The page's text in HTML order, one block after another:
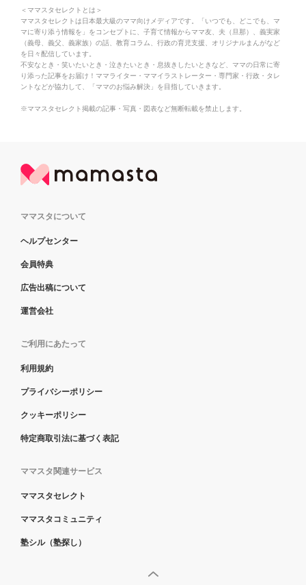
＜ママスタセレクトとは＞
ママスタセレクトは日本最大級のママ向けメディアです。「いつでも、どこでも、マ
マに寄り添う情報を」をコンセプトに、子育て情報からママ友、夫（旦那）、義実家
（義母、義父、義家族）の話、教育コラム、行政の育児支援、オリジナルまんがなど
を日々配信しています。
不安なとき・笑いたいとき・泣きたいとき・息抜きしたいときなど、ママの日常に寄
り添った記事をお届け！ママライター・ママイラストレーター・専門家・行政・タレ
ントなどが協力して、「ママのお悩み解決」を目指していきます。
※ママスタセレクト掲載の記事・写真・図表など無断転載を禁止します。
ママスタについて
ヘルプセンター
会員特典
広告出稿について
運営会社
ご利用にあたって
利用規約
プライバシーポリシー
クッキーポリシー
特定商取引法に基づく表記
ママスタ関連サービス
ママスタセレクト
ママスタコミュニティ
塾シル（塾探し）